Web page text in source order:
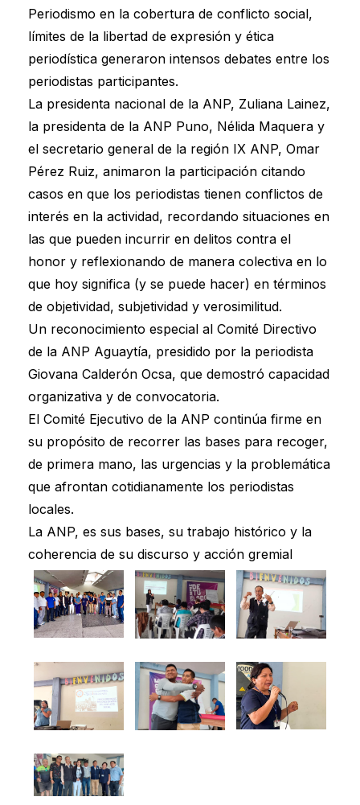
Periodismo en la cobertura de conflicto social,
límites de la libertad de expresión y ética
periodística generaron intensos debates entre los
periodistas participantes.
La presidenta nacional de la ANP, Zuliana Lainez,
la presidenta de la ANP Puno, Nélida Maquera y
el secretario general de la región IX ANP, Omar
Pérez Ruiz, animaron la participación citando
casos en que los periodistas tienen conflictos de
interés en la actividad, recordando situaciones en
las que pueden incurrir en delitos contra el
honor y reflexionando de manera colectiva en lo
que hoy significa (y se puede hacer) en términos
de objetividad, subjetividad y verosimilitud.
Un reconocimiento especial al Comité Directivo
de la ANP Aguaytía, presidido por la periodista
Giovana Calderón Ocsa, que demostró capacidad
organizativa y de convocatoria.
El Comité Ejecutivo de la ANP continúa firme en
su propósito de recorrer las bases para recoger,
de primera mano, las urgencias y la problemática
que afrontan cotidianamente los periodistas
locales.
La ANP, es sus bases, su trabajo histórico y la
coherencia de su discurso y acción gremial